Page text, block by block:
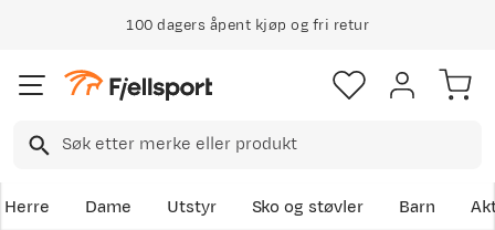
100 dagers åpent kjøp og fri retur
Herre Dame Utstyr Sko og støvler Barn